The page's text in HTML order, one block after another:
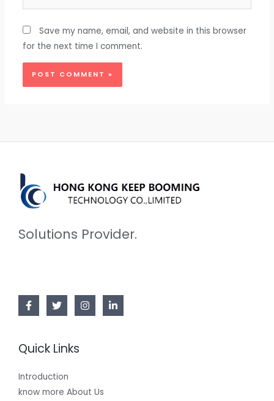
Save my name, email, and website in this browser
for the next time I comment.
Solutions Provider.
Quick Links
Introduction
know more About Us